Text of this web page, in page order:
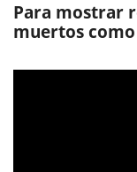
Para mostrar
muertos